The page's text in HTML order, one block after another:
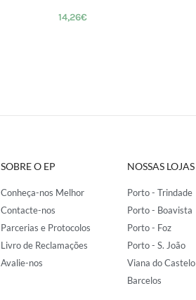
14,26€
SOBRE O EP
Conheça-nos Melhor
Contacte-nos
Parcerias e Protocolos
Livro de Reclamações
Avalie-nos
NOSSAS LOJAS
Porto - Trindade
Porto - Boavista
Porto - Foz
Porto - S. João
Viana do Castelo
Barcelos